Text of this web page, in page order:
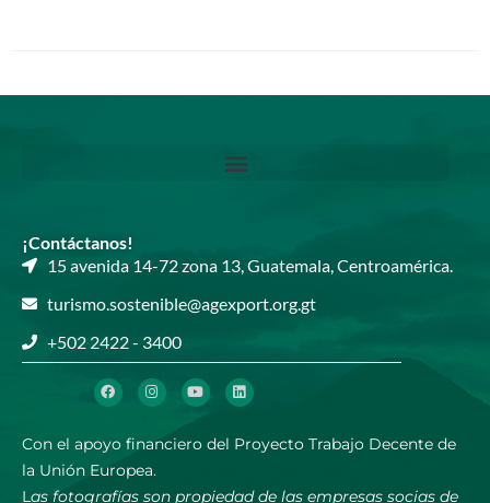
¡Contáctanos!
15 avenida 14-72 zona 13, Guatemala, Centroamérica.​
turismo.sostenible@agexport.org.gt​
+502 2422 - 3400​​
Con el apoyo financiero del Proyecto Trabajo Decente de
la Unión Europea.
Las fotografías son propiedad de las empresas socias de